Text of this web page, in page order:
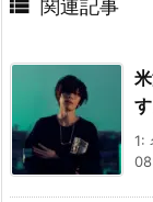
 関連記事
1: